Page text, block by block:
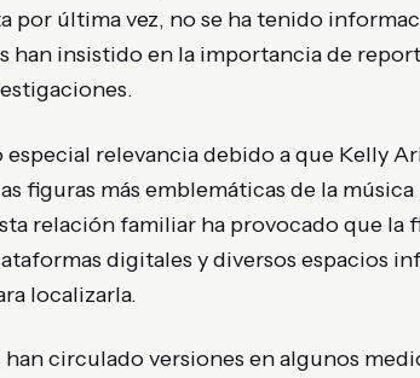
por última vez, no se ha tenido
han insistido en la importancia de
especial relevancia debido a que Kelly
figuras más emblemáticas de la
relación familiar ha provocado que la
digitales y diversos espacios
localizarla.
han circulado versiones en algunos